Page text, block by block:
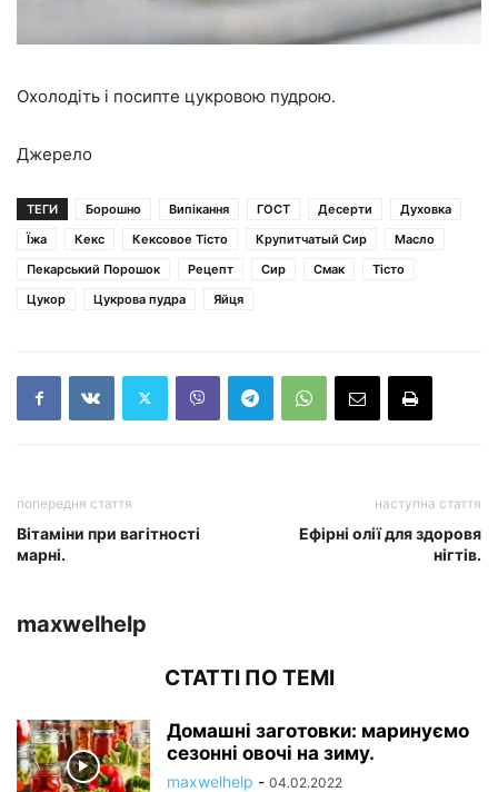
Охолодіть і посипте цукровою пудрою.
Джерело
ТЕГИ Борошно Випікання ГОСТ Десерти
Духовка
Їжа
Кекс Кексовое Тісто Крупитчатый Сир
Масло
Пекарський Порошок
Рецепт Сир Смак
Тісто
Цукор
Цукрова пудра Яйця
попередня стаття
Вітаміни при вагітності
марні.
наступна стаття
Ефірні олії для здоровя
нігтів.
maxwelhelp
СТАТТІ ПО ТЕМІ
Домашні заготовки: маринуємо
сезонні овочі на зиму.
maxwelhelp - 04.02.2022